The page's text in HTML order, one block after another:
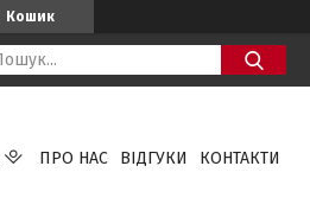
Кошик
ПРО НАС ВІДГУКИ КОНТАКТИ